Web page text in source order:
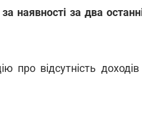
за наявності за два
про відсутність